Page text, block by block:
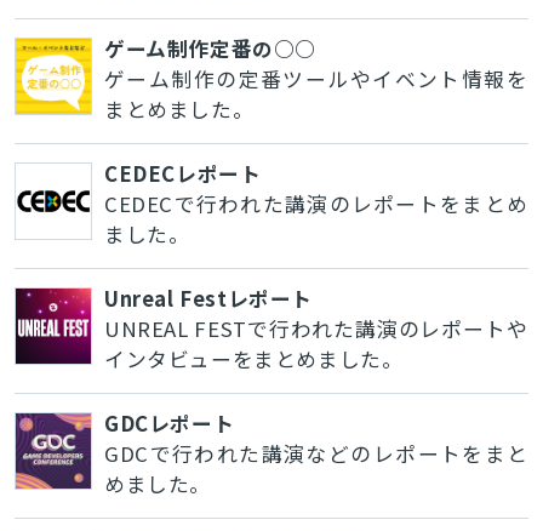
ゲーム制作定番の○○
ゲーム制作の定番ツールやイベント情報を
まとめました。
CEDECレポート
CEDECで行われた講演のレポートをまとめ
ました。
Unreal Festレポート
UNREAL FESTで行われた講演のレポートや
インタビューをまとめました。
GDCレポート
GDCで行われた講演などのレポートをまと
めました。